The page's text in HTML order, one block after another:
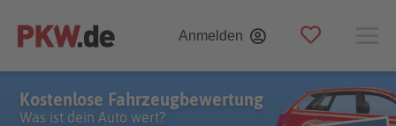
Anmelden
Kostenlose Fahrzeugbewertung
Was ist dein Auto wert?